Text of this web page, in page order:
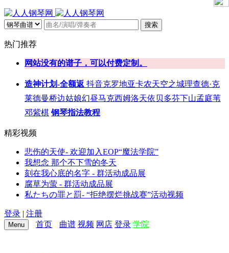
搜索
热门推荐
网站没有的谱子，可以付费定制。
造神计划-全额返 抖音克罗地亚卡农天空之城理查德·克
莱德曼桥边姑娘幻昼马克西姆洛天依贝多芬下山孟庭苇
邓紫棋 钢琴指法教程
精彩视频
悲伤的天使- 欢迎加入EOP“魔法学院”
我想念 那个不下雪的冬天
刻在我心底的名字 - 群活动成品展
腐草为萤 - 群活动成品展
私たちの罪と罰- “拒绝摆烂挑战赛”活动视频
登录 | 注册
Menu 首页 曲谱 视频 网店 登录 学院